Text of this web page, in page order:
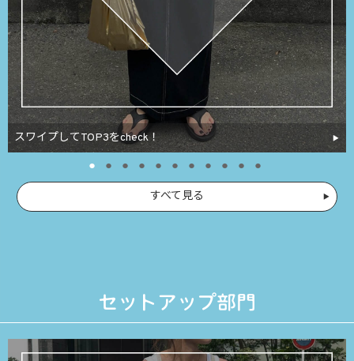
スワイプしてTOP3をcheck！
すべて見る
セットアップ部門